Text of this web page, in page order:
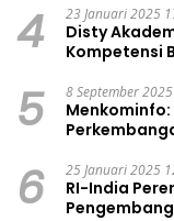
4 23 Januari 2025
Disty
Kompetensi
5 8 September
6 25 Januari 2025
RI-India